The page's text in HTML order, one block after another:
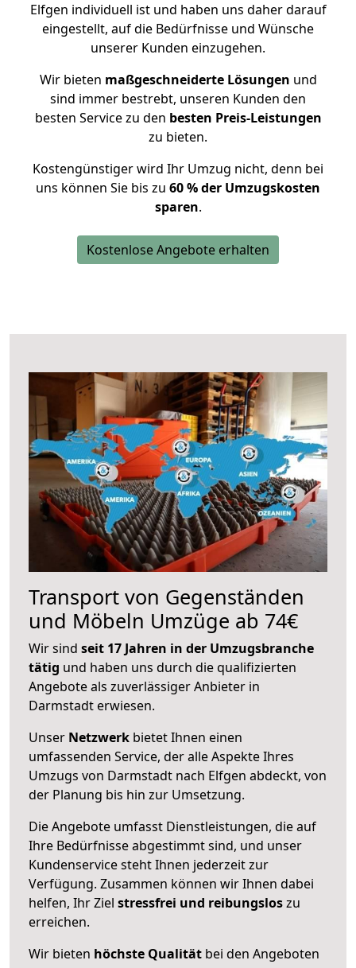
Elfgen individuell ist und haben uns daher darauf
eingestellt, auf die Bedürfnisse und Wünsche
unserer Kunden einzugehen.
Wir bieten maßgeschneiderte Lösungen und
sind immer bestrebt, unseren Kunden den
besten Service zu den besten Preis-Leistungen
zu bieten.
Kostengünstiger wird Ihr Umzug nicht, denn bei
uns können Sie bis zu 60 % der Umzugskosten
sparen.
Kostenlose Angebote erhalten
Transport von Gegenständen
und Möbeln Umzüge ab 74€
Wir sind seit 17 Jahren in der Umzugsbranche
tätig und haben uns durch die qualifizierten
Angebote als zuverlässiger Anbieter in
Darmstadt erwiesen.
Unser Netzwerk bietet Ihnen einen
umfassenden Service, der alle Aspekte Ihres
Umzugs von Darmstadt nach Elfgen abdeckt, von
der Planung bis hin zur Umsetzung.
Die Angebote umfasst Dienstleistungen, die auf
Ihre Bedürfnisse abgestimmt sind, und unser
Kundenservice steht Ihnen jederzeit zur
Verfügung. Zusammen können wir Ihnen dabei
helfen, Ihr Ziel stressfrei und reibungsloszu
erreichen.
Wir bieten höchste Qualität bei den Angeboten